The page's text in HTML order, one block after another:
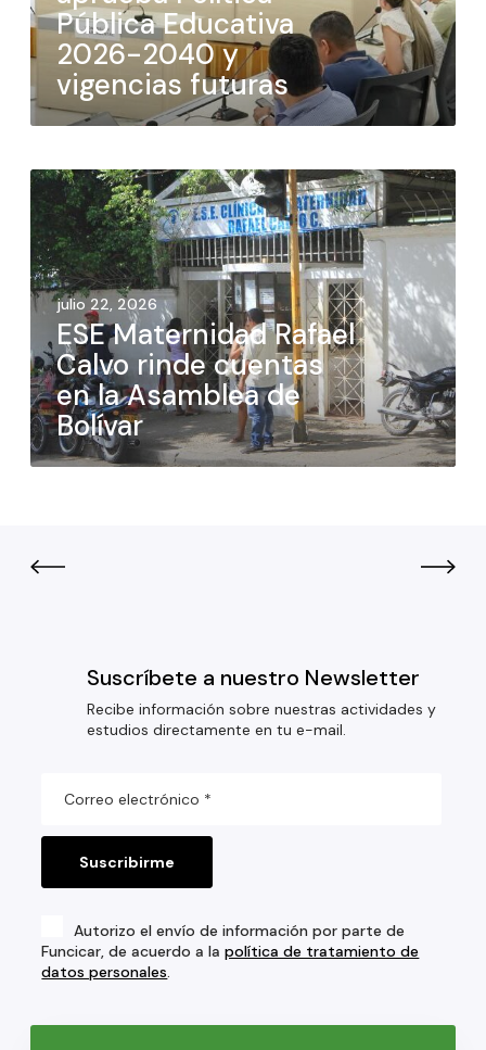
Pública Educativa
2026-2040 y
vigencias futuras
julio 22, 2026
ESE Maternidad Rafael
Calvo rinde cuentas
en la Asamblea de
Bolívar
Suscríbete a nuestro Newsletter
Recibe información sobre nuestras actividades y
estudios directamente en tu e-mail.
Autorizo el envío de información por parte de
Funcicar, de acuerdo a lapolítica de tratamiento de
datos personales.